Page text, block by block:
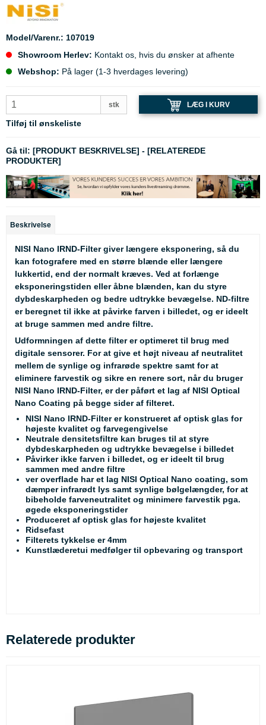
Model/Varenr.: 107019
Showroom Herlev: Kontakt os, hvis du ønsker at afhente
Webshop: På lager (1-3 hverdages levering)
stk LÆG I KURV
Tilføj til ønskeliste
Gå til: [PRODUKT BESKRIVELSE] - [RELATEREDE
PRODUKTER]
Beskrivelse
NISI Nano IRND-Filter giver længere eksponering, så du
kan fotografere med en større blænde eller længere
lukkertid, end der normalt kræves. Ved at forlænge
eksponeringstiden eller åbne blænden, kan du styre
dybdeskarpheden og bedre udtrykke bevægelse. ND-filtre
er beregnet til ikke at påvirke farven i billedet, og er ideelt
at bruge sammen med andre filtre.
Udformningen af dette filter er optimeret til brug med
digitale sensorer. For at give et højt niveau af neutralitet
mellem de synlige og infrarøde spektre samt for at
eliminere farvestik og sikre en renere sort, når du bruger
NISI Nano IRND-Filter, er der påført et lag af NISI Optical
Nano Coating på begge sider af filteret.
NISI Nano IRND-Filter er konstrueret af optisk glas for
højeste kvalitet og farvegengivelse
Neutrale densitetsfiltre kan bruges til at styre
dybdeskarpheden og udtrykke bevægelse i billedet
Påvirker ikke farven i billedet, og er ideelt til brug
sammen med andre filtre
ver overflade har et lag NISI Optical Nano coating, som
dæmper infrarødt lys samt synlige bølgelængder, for at
bibeholde farveneutralitet og minimere farvestik pga.
øgede eksponeringstider
Produceret af optisk glas for højeste kvalitet
Ridsefast
Filterets tykkelse er 4mm
Kunstlæderetui medfølger til opbevaring og transport
Relaterede produkter